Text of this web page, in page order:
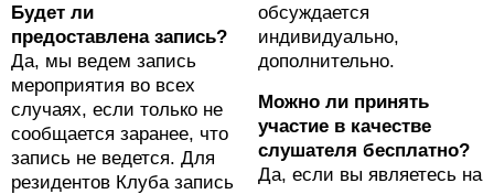
Будет ли
предоставлена запись?
Да, мы ведем запись
мероприятия во всех
случаях, если только не
сообщается заранее, что
запись не ведется. Для
резидентов Клуба запись
обсуждается
индивидуально,
дополнительно.
Можно ли принять
участие в качестве
слушателя бесплатно?
Да, если вы являетесь на